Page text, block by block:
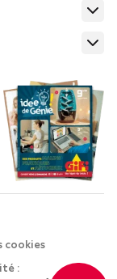
cookies
: